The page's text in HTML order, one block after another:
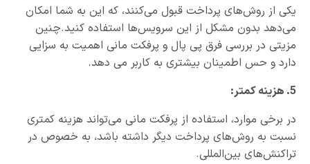
یکی از روش‌های پرداخت قبول می‌کنند، که این به شما امکان
می‌دهد بدون مشکل از این سرویس‌ها استفاده کنید.چنین
مزیتی در بررسی فرق پی پال و پرفکت مانی اهمیت به سزایی
دارد و حس اطمینان بیشتری به کاربر می دهد.
5. هزینه کمتر:
در برخی موارد، استفاده از پرفکت مانی می‌تواند هزینه کمتری
نسبت به روش‌های پرداخت دیگر داشته باشد، به خصوص در
تراکنش‌های بین‌المللی.